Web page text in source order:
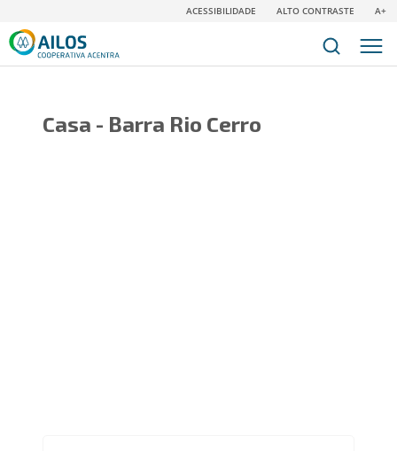
ACESSIBILIDADE ALTO CONTRASTE A+
Casa - Barra Rio Cerro